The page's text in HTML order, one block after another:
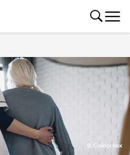
© Colourbox